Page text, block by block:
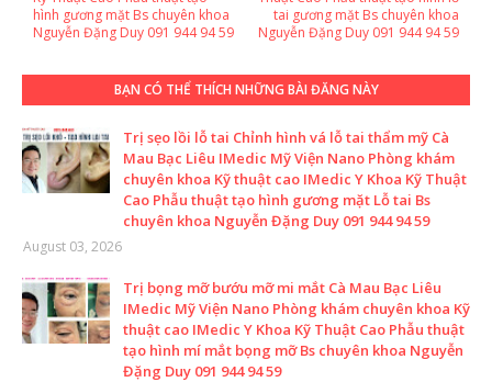
tai gương mặt Bs chuyên khoa
Nguyễn Đặng Duy 091 944 94 59
hình gương mặt Bs chuyên khoa
Nguyễn Đặng Duy 091 944 94 59
BẠN CÓ THỂ THÍCH NHỮNG BÀI ĐĂNG NÀY
Trị sẹo lồi lỗ tai Chỉnh hình vá lỗ tai thẩm mỹ Cà
Mau Bạc Liêu IMedic Mỹ Viện Nano Phòng khám
chuyên khoa Kỹ thuật cao IMedic Y Khoa Kỹ Thuật
Cao Phẫu thuật tạo hình gương mặt Lỗ tai Bs
chuyên khoa Nguyễn Đặng Duy 091 944 94 59
August 03, 2026
Trị bọng mỡ bướu mỡ mi mắt Cà Mau Bạc Liêu
IMedic Mỹ Viện Nano Phòng khám chuyên khoa Kỹ
thuật cao IMedic Y Khoa Kỹ Thuật Cao Phẫu thuật
tạo hình mí mắt bọng mỡ Bs chuyên khoa Nguyễn
Đặng Duy 091 944 94 59